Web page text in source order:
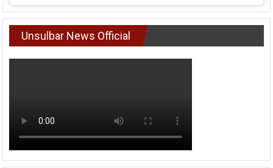
Unsulbar News Official